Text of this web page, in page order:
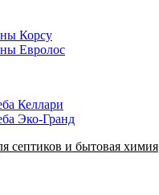
Корсу
Евролос
Келлари
Эко-Гранд
септиков и бытовая химия